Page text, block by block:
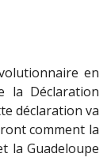
en
la Déclaration
déclaration va
comment la
la Guadeloupe